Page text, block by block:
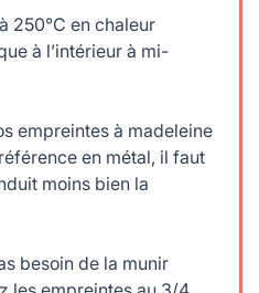
250°C en chaleur
à l’intérieur à mi-
empreintes à madeleine
en métal, il faut
moins bien la
besoin de la munir